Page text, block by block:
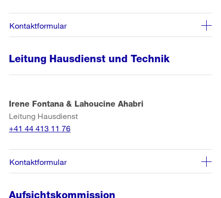
Kontaktformular
Leitung Hausdienst und Technik
Irene Fontana & Lahoucine Ahabri
Leitung Hausdienst
+41 44 413 11 76
Kontaktformular
Aufsichtskommission